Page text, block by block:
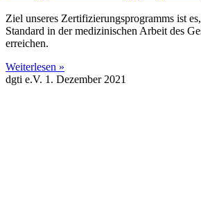
Ziel unseres Zertifizierungsprogramms ist
Standard in der medizinischen Arbeit des
erreichen.
Weiterlesen »
dgti e.V. 1. Dezember 2021